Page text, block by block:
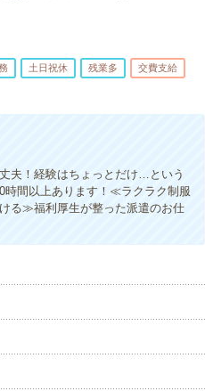
土日祝休 残業多 交費支給
夫！経験はちょっとだけ…という
間以上あります！≪ラクラク制服
る≫福利厚生が整った派遣のお仕